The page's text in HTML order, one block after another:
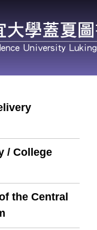
/ College
the Central